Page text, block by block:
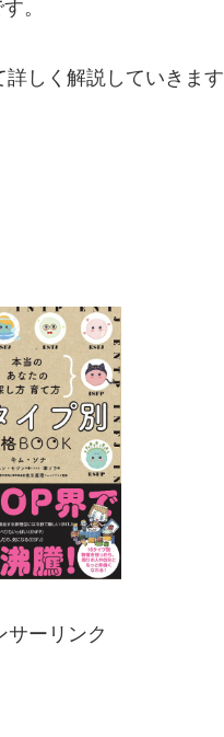
。
しく解説していきます
サーリンク